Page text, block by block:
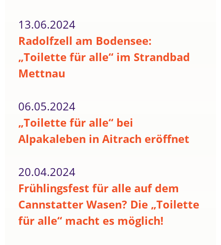
13.06.2024
Radolfzell am Bodensee:
„Toilette für alle“ im Strandbad
Mettnau
06.05.2024
„Toilette für alle“ bei
Alpakaleben in Aitrach eröffnet
20.04.2024
Frühlingsfest für alle auf dem
Cannstatter Wasen? Die „Toilette
für alle“ macht es möglich!